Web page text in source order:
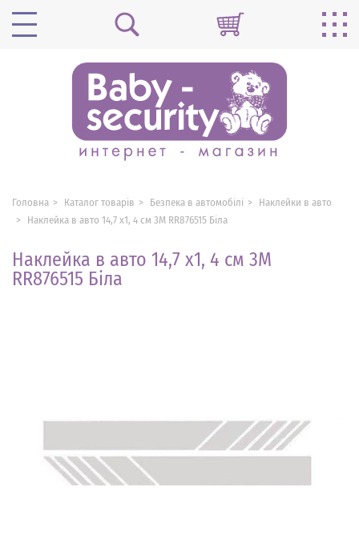
Головна Каталог товарів Безпека в автомобілі
Наклейки в авто
Наклейка в авто 14,7 х1, 4 см 3M RR876515 Біла
Наклейка в авто 14,7 х1, 4 см 3M
RR876515 Біла